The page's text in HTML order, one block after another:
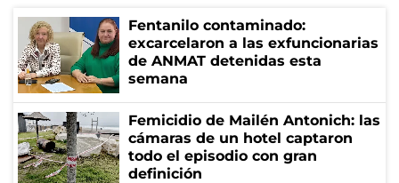
Fentanilo contaminado:
excarcelaron a las exfuncionarias
de ANMAT detenidas esta
semana
Femicidio de Mailén Antonich: las
cámaras de un hotel captaron
todo el episodio con gran
definición